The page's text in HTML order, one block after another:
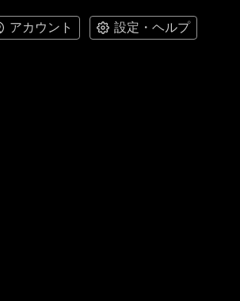
アカウント 設定・ヘルプ